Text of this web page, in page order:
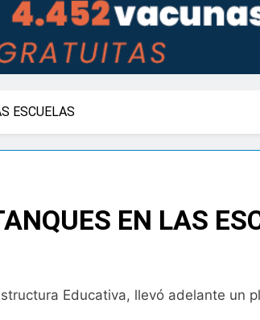
ESCUELAS
EN LAS
Educativa, llevó adelante un